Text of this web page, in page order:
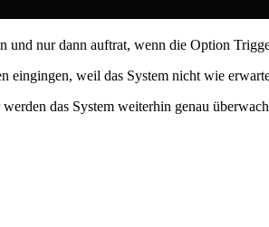
und nur dann auftrat, wenn die Option
eingingen, weil das System nicht wie
das System weiterhin genau